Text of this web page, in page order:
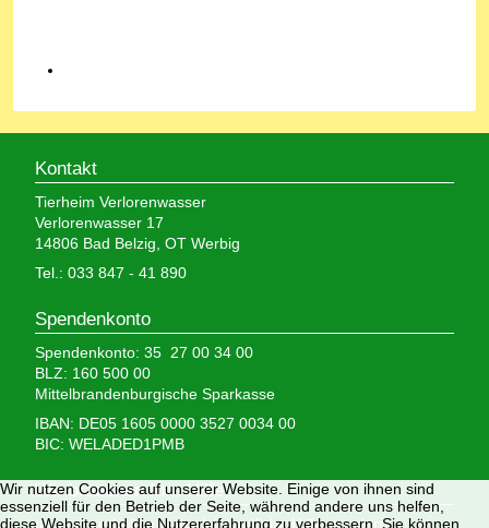
Kontakt
Tierheim Verlorenwasser
Verlorenwasser 17
14806 Bad Belzig, OT Werbig
Tel.: 033 847 - 41 890
Spendenkonto
Spendenkonto: 35 27 00 34 00
BLZ: 160 500 00
Mittelbrandenburgische Sparkasse
IBAN: DE05 1605 0000 3527 0034 00
BIC: WELADED1PMB
Wir brauchen Ihre Hilfe,
denn wir erhalten keinerlei staatliche Hilfe, sondern
Wir nutzen Cookies auf unserer Website. Einige von ihnen sind
essenziell für den Betrieb der Seite, während andere uns helfen,
diese Website und die Nutzererfahrung zu verbessern. Sie können